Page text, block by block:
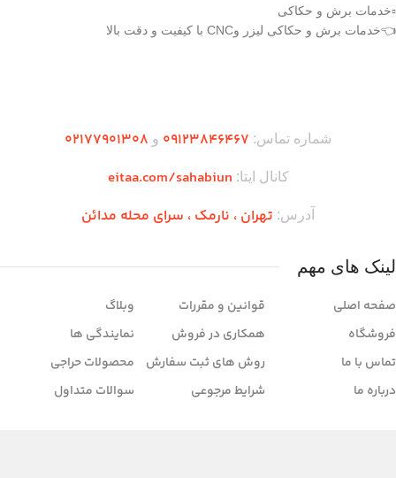
▫️خدمات برش و حکاکی
👈خدمات برش و حکاکی لیزر وCNC با کیفیت و دقت بالا
شماره تماس: ۰۹۱۲۳846467 و ۰2۱77901308
کانال ایتا: eitaa.com/sahabiun
آدرس: تهران ،‌ نارمک ، سرای محله مدائن
لینک های مهم
صفحه اصلی
فروشگاه
تماس با ما
درباره ما
قوانین و مقررات
همکاری در فروش
روش های ثبت سفارش
شرایط مرجوعی
وبلاگ
نمایندگی ها
محصولات حراجی
سوالات متداول